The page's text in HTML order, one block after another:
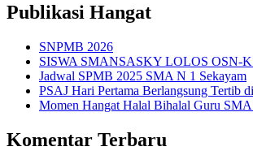
Publikasi Hangat
SNPMB 2026
SISWA SMANSASKY LOLOS OSN-
Jadwal SPMB 2025 SMA N 1 Sekayam
PSAJ Hari Pertama Berlangsung Tertib
Momen Hangat Halal Bihalal Guru
Komentar Terbaru